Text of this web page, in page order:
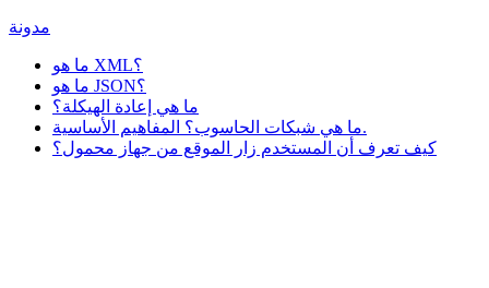
مدونة
ما هو XML؟
ما هو JSON؟
ما هي إعادة الهيكلة؟
ما هي شبكات الحاسوب؟ المفاهيم الأساسية.
كيف تعرف أن المستخدم زار الموقع من جهاز محمول؟